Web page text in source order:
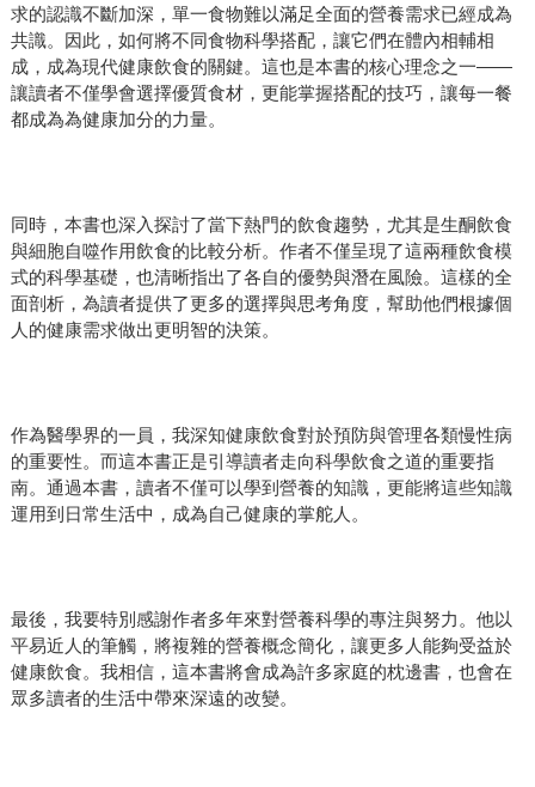
求的認識不斷加深，單一食物難以滿足全面的營養需求已經成為
共識。因此，如何將不同食物科學搭配，讓它們在體內相輔相
成，成為現代健康飲食的關鍵。這也是本書的核心理念之一——
讓讀者不僅學會選擇優質食材，更能掌握搭配的技巧，讓每一餐
都成為為健康加分的力量。
同時，本書也深入探討了當下熱門的飲食趨勢，尤其是生酮飲食
與細胞自噬作用飲食的比較分析。作者不僅呈現了這兩種飲食模
式的科學基礎，也清晰指出了各自的優勢與潛在風險。這樣的全
面剖析，為讀者提供了更多的選擇與思考角度，幫助他們根據個
人的健康需求做出更明智的決策。
作為醫學界的一員，我深知健康飲食對於預防與管理各類慢性病
的重要性。而這本書正是引導讀者走向科學飲食之道的重要指
南。通過本書，讀者不僅可以學到營養的知識，更能將這些知識
運用到日常生活中，成為自己健康的掌舵人。
最後，我要特別感謝作者多年來對營養科學的專注與努力。他以
平易近人的筆觸，將複雜的營養概念簡化，讓更多人能夠受益於
健康飲食。我相信，這本書將會成為許多家庭的枕邊書，也會在
眾多讀者的生活中帶來深遠的改變。